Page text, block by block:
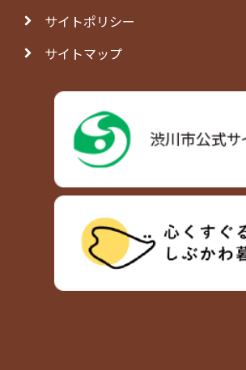
サイトポリシー
サイトマップ